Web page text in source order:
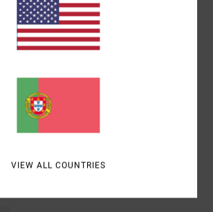
com contas
principal] 80% nylon reciclado, 20%
VIEW ALL COUNTRIES